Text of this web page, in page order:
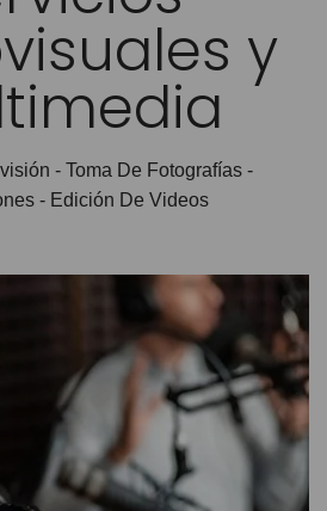
y
- Toma De Fotografías -
- Edición De Videos